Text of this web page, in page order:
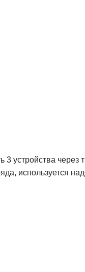
устройства
используется